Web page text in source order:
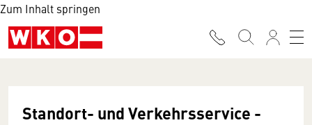
Zum Inhalt springen
Standort- und Verkehrsservice -